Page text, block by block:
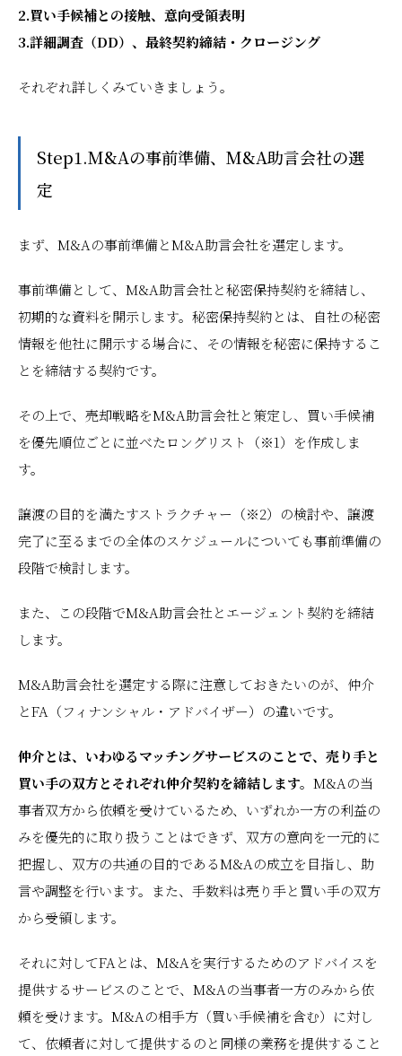
2.買い手候補との接触、意向受領表明
3.詳細調査（DD）、最終契約締結・クロージング
それぞれ詳しくみていきましょう。
Step1.M&Aの事前準備、M&A助言会社の選
定
まず、M&Aの事前準備とM&A助言会社を選定します。
事前準備として、M&A助言会社と秘密保持契約を締結し、
初期的な資料を開示します。秘密保持契約とは、自社の秘密
情報を他社に開示する場合に、その情報を秘密に保持するこ
とを締結する契約です。
その上で、売却戦略をM&A助言会社と策定し、買い手候補
を優先順位ごとに並べたロングリスト（※1）を作成しま
す。
譲渡の目的を満たすストラクチャー（※2）の検討や、譲渡
完了に至るまでの全体のスケジュールについても事前準備の
段階で検討します。
また、この段階でM&A助言会社とエージェント契約を締結
します。
M&A助言会社を選定する際に注意しておきたいのが、仲介
とFA（フィナンシャル・アドバイザー）の違いです。
仲介とは、いわゆるマッチングサービスのことで、売り手と
買い手の双方とそれぞれ仲介契約を締結します。 M&Aの当
事者双方から依頼を受けているため、いずれか一方の利益の
みを優先的に取り扱うことはできず、双方の意向を一元的に
把握し、双方の共通の目的であるM&Aの成立を目指し、助
言や調整を行います。また、手数料は売り手と買い手の双方
から受領します。
それに対してFAとは、M&Aを実行するためのアドバイスを
提供するサービスのことで、M&Aの当事者一方のみから依
頼を受けます。M&Aの相手方（買い手候補を含む）に対し
て、依頼者に対して提供するのと同様の業務を提供すること